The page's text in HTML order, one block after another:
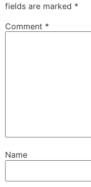
fields are marked *
Comment *
Name